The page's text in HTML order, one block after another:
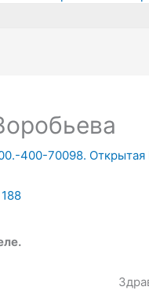
400-70098. Открытая